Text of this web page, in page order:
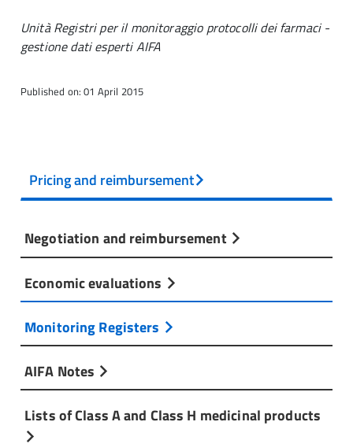
Unità Registri per il monitoraggio protocolli dei farmaci -
gestione dati esperti AIFA
Published on: 01 April 2015
Pricing and reimbursement
Negotiation and reimbursement
Economic evaluations
Monitoring Registers
AIFA Notes
Lists of Class A and Class H medicinal products